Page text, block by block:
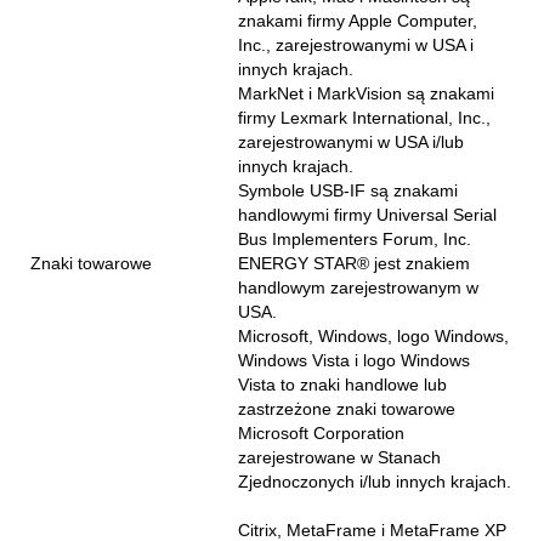
Znaki towarowe
znakami firmy Apple Computer,
Inc., zarejestrowanymi w USA i
innych krajach.
MarkNet i MarkVision są znakami
firmy Lexmark International, Inc.,
zarejestrowanymi w USA i/lub
innych krajach.
Symbole USB-IF są znakami
handlowymi firmy Universal Serial
Bus Implementers Forum, Inc.
ENERGY STAR® jest znakiem
handlowym zarejestrowanym w
USA.
Microsoft, Windows, logo Windows,
Windows Vista i logo Windows
Vista to znaki handlowe lub
zastrzeżone znaki towarowe
Microsoft Corporation
zarejestrowane w Stanach
Zjednoczonych i/lub innych krajach.
Citrix, MetaFrame i MetaFrame XP